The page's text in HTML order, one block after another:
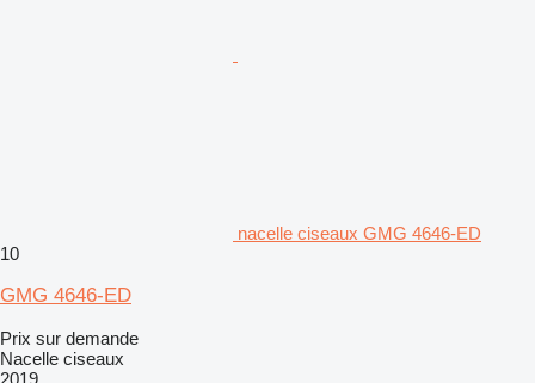
nacelle ciseaux GMG 4646-ED
10
GMG 4646-ED
Prix sur demande
Nacelle ciseaux
2019